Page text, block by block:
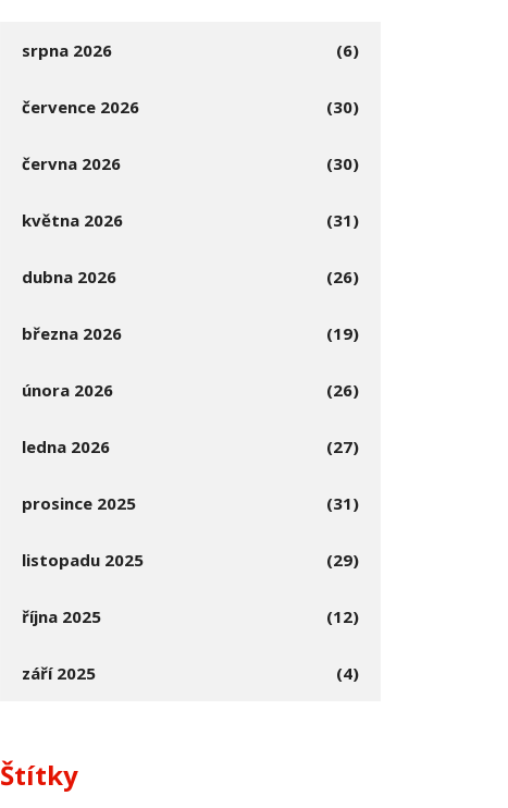
srpna 2026 (6)
července 2026 (30)
června 2026 (30)
května 2026 (31)
dubna 2026 (26)
března 2026 (19)
února 2026 (26)
ledna 2026 (27)
prosince 2025 (31)
listopadu 2025 (29)
října 2025 (12)
září 2025 (4)
Štítky